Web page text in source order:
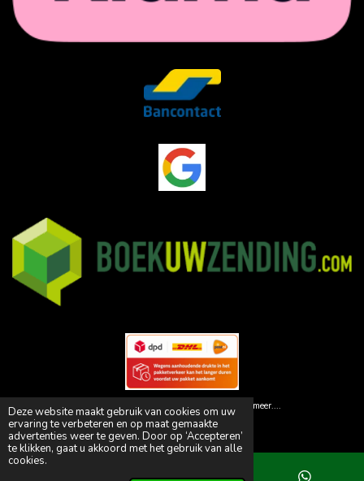
Deze website maakt gebruik van cookies om uw
ervaring te verbeteren en op maat gemaakte
advertenties weer te geven. Door op ‘Accepteren’
te klikken, gaat u akkoord met het gebruik van alle
cookies.
© 2026 Animal Paleis | Dé specialist in huisdiervoedsel! en meer....
Powered byJouwWeb